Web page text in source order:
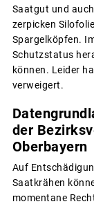
Saatgut und
zerpicken
Spargelköpfen.
Schutzstatus
können. Leider
verweigert.
der
Oberbayern
Auf
Saatkrähen
momentane